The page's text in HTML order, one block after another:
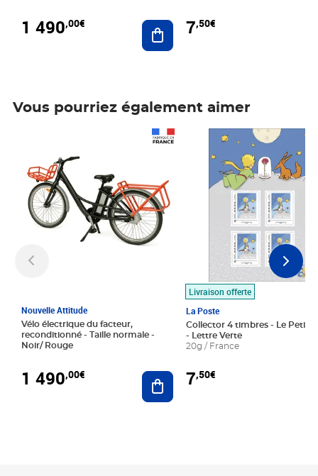
1 490,00€ Ajouter au panier
7,50€
Vous pourriez également aimer
Nouvelle Attitude
Vélo électrique du facteur,
reconditionné - Taille normale -
Noir/ Rouge
1 490,00€ Ajouter au panier
Livraison offerte
La Poste
Collector 4 timbres - Le Petit
- Lettre Verte
20g / France
7,50€
Prix 7,50€